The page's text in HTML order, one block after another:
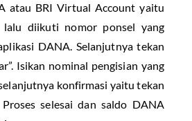
atau BRI Virtual Account yaitu
lalu diikuti nomor ponsel yang
DANA. Selanjutnya tekan
Isikan nominal pengisian yang
konfirmasi yaitu tekan
Proses selesai dan saldo DANA